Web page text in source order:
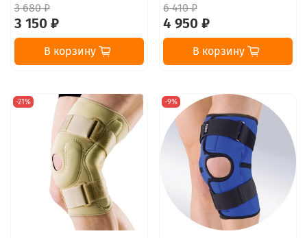
3 680 ₽
3 150 ₽
В корзину
6 410 ₽
4 950 ₽
В корзину
-21% -9%